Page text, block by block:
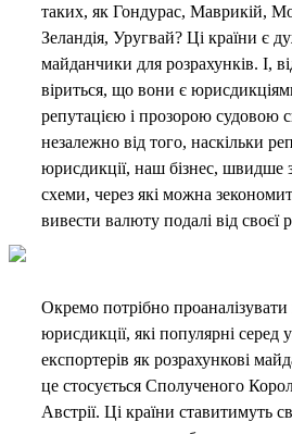
таких, як Гондурас, Маврикій,
Зеландія, Уругвай? Ці країни є
майданчики для розрахунків. І,
віриться, що вони є
репутацією і прозорою судовою
незалежно від того, наскільки
юрисдикції, наш бізнес, швидше
схеми, через які можна
вивести валюту подалі від своєї
Окремо потрібно проаналізувати
юрисдикції, які популярні серед
експортерів як розрахункові
це стосується Сполученого
Австрії. Ці країни ставитимуть